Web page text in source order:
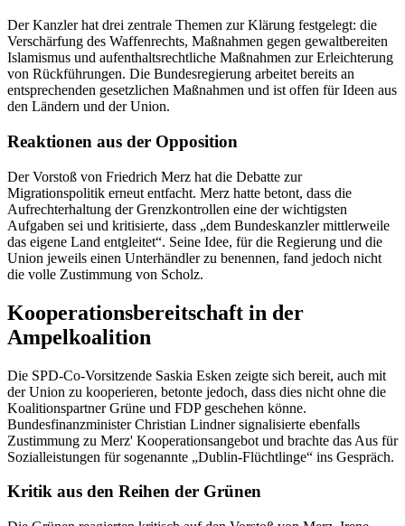
Der Kanzler hat drei zentrale Themen zur Klärung festgelegt: die
Verschärfung des Waffenrechts, Maßnahmen gegen gewaltbereiten
Islamismus und aufenthaltsrechtliche Maßnahmen zur Erleichterung
von Rückführungen. Die Bundesregierung arbeitet bereits an
entsprechenden gesetzlichen Maßnahmen und ist offen für Ideen aus
den Ländern und der Union.
Reaktionen aus der Opposition
Der Vorstoß von Friedrich Merz hat die Debatte zur
Migrationspolitik erneut entfacht. Merz hatte betont, dass die
Aufrechterhaltung der Grenzkontrollen eine der wichtigsten
Aufgaben sei und kritisierte, dass „dem Bundeskanzler mittlerweile
das eigene Land entgleitet“. Seine Idee, für die Regierung und die
Union jeweils einen Unterhändler zu benennen, fand jedoch nicht
die volle Zustimmung von Scholz.
Kooperationsbereitschaft in der
Ampelkoalition
Die SPD-Co-Vorsitzende Saskia Esken zeigte sich bereit, auch mit
der Union zu kooperieren, betonte jedoch, dass dies nicht ohne die
Koalitionspartner Grüne und FDP geschehen könne.
Bundesfinanzminister Christian Lindner signalisierte ebenfalls
Zustimmung zu Merz' Kooperationsangebot und brachte das Aus für
Sozialleistungen für sogenannte „Dublin-Flüchtlinge“ ins Gespräch.
Kritik aus den Reihen der Grünen